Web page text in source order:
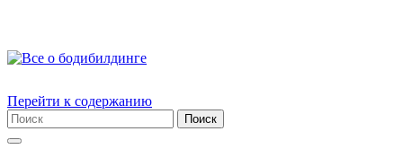
Перейти к содержанию